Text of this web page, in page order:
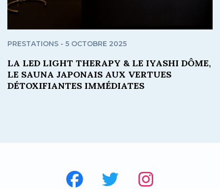
PRESTATIONS - 5 OCTOBRE 2025
LA LED LIGHT THERAPY & LE IYASHI DÔME,
LE SAUNA JAPONAIS AUX VERTUES
DÉTOXIFIANTES IMMÉDIATES